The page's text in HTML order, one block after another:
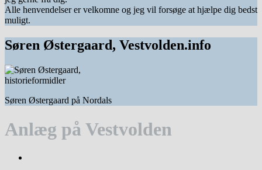
Alle henvendelser er velkomne og jeg vil forsøge at hjælpe dig bedst
muligt.
Søren Østergaard, Vestvolden.info
Søren Østergaard på Nordals
Anlæg på Vestvolden